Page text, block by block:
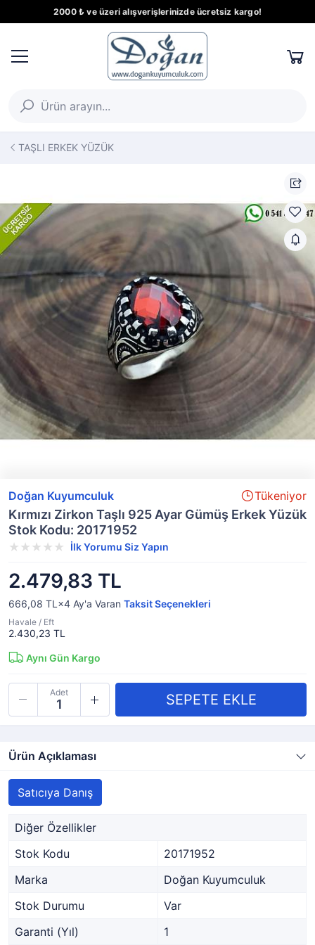
2000 ₺ ve üzeri alışverişlerinizde ücretsiz kargo!
TAŞLI ERKEK YÜZÜK
Doğan Kuyumculuk Tükeniyor
Kırmızı Zirkon Taşlı 925 Ayar Gümüş Erkek Yüzük
Stok Kodu: 20171952
İlk Yorumu Siz Yapın
2.479,83 TL
666,08 TL×4 Ay'a Varan Taksit Seçenekleri
Havale / Eft
2.430,23 TL
Aynı Gün Kargo
Adet
Ürün Açıklaması
Satıcıya Danış
Diğer Özellikler
Stok Kodu
20171952
Marka
Doğan Kuyumculuk
Stok Durumu
Var
Garanti (Yıl)
1